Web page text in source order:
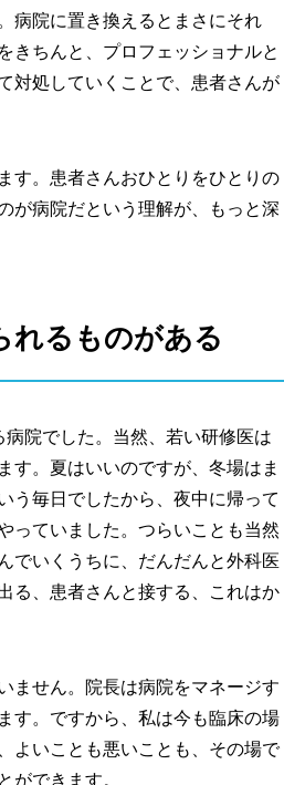
病院に置き換えるとまさにそれ
きちんと、プロフェッショナルと
対処していくことで、患者さんが
す。患者さんおひとりをひとりの
が病院だという理解が、もっと深
れるものがある
院でした。当然、若い研修医は
す。夏はいいのですが、冬場はま
う毎日でしたから、夜中に帰って
っていました。つらいことも当然
でいくうちに、だんだんと外科医
る、患者さんと接する、これはか
ません。院長は病院をマネージす
す。ですから、私は今も臨床の場
よいことも悪いことも、その場で
ができます。